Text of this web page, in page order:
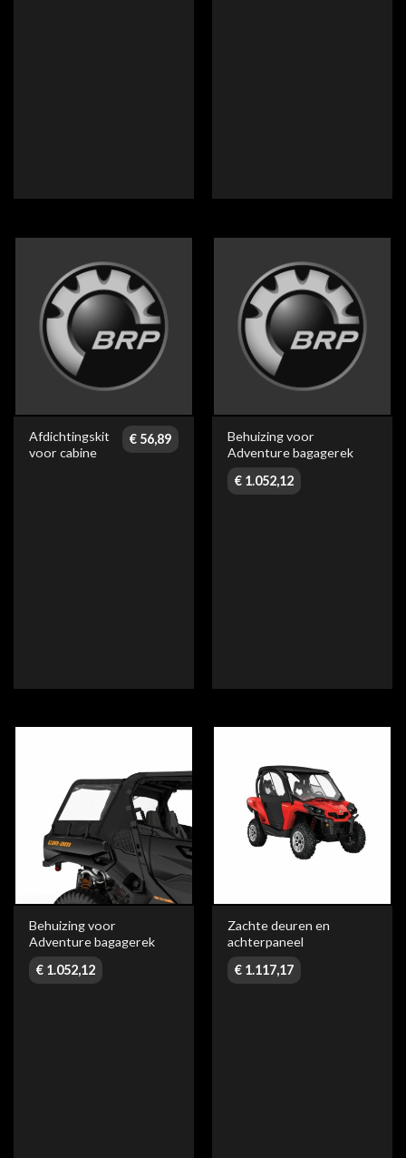
Afdichtingskit
voor cabine
€ 56,89
Behuizing voor
Adventure bagagerek
€1.052,12
Behuizing voor
Adventure bagagerek
€1.052,12
Zachte deuren en
achterpaneel
€1.117,17